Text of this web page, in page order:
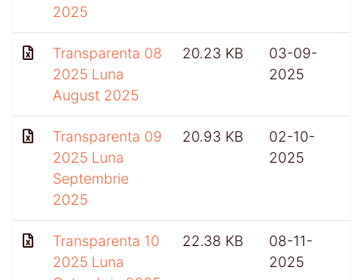
2025
Transparenta 08
2025 Luna
August 2025
20.23 KB
03-09-
2025
Transparenta 09
2025 Luna
Septembrie
2025
20.93 KB
02-10-
2025
Transparenta 10
2025 Luna
22.38 KB
08-11-
2025